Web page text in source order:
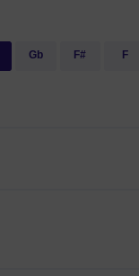
F
F#
Gb